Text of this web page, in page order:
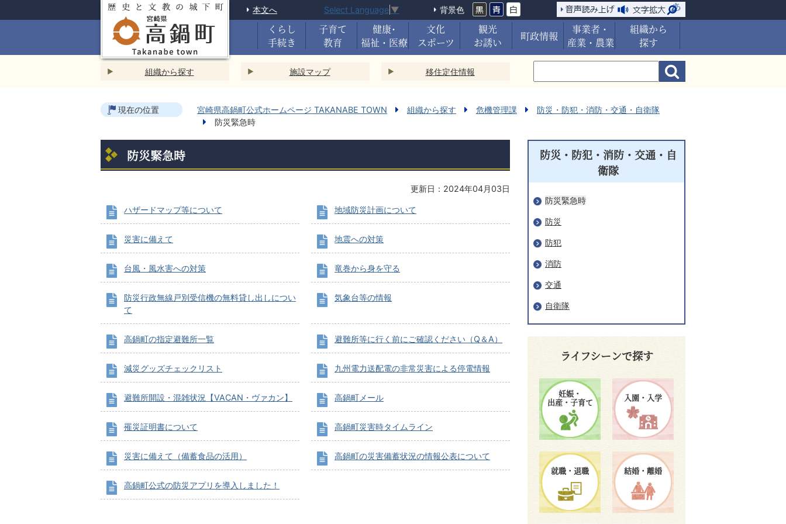
本文へ Select Language ▼ 背景色
くらし
手続き
子育て
教育
健康･
福祉・医療
文化
スポーツ
観光
お誘い
町政情報
事業者・
産業・農業
組織から
探す
組織から探す 施設マップ 移住定住情報
現在の位置 宮崎県高鍋町公式ホームページ TAKANABE TOWN 組織から探す 危機管理課
防災・防犯・消防・交通・自衛隊
防災緊急時
防災緊急時
更新日：2024年04月03日
ハザードマップ等について 地域防災計画について
災害に備えて 地震への対策
台風・風水害への対策 竜巻から身を守る
防災行政無線戸別受信機の無料貸し出しについ
て
気象台等の情報
高鍋町の指定避難所一覧 避難所等に行く前にご確認ください（Q＆A）
減災グッズチェックリスト 九州電力送配電の非常災害による停電情報
避難所開設・混雑状況【VACAN・ヴァカン】 高鍋町メール
罹災証明書について 高鍋町災害時タイムライン
災害に備えて（備蓄食品の活用） 高鍋町の災害備蓄状況の情報公表について
高鍋町公式の防災アプリを導入しました！
防災・防犯・消防・交通・自
衛隊
防災緊急時
防災
防犯
消防
交通
自衛隊
ライフシーンで探す
妊娠・
出産・子育て 入園・入学
就職・退職 結婚・離婚